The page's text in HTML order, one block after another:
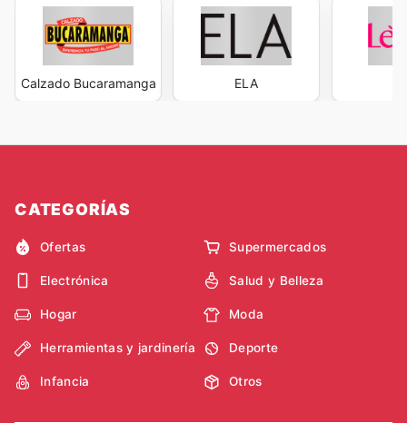
Calzado Bucaramanga ELA
CATEGORÍAS
Ofertas Supermercados
Electrónica Salud y Belleza
Hogar Moda
Herramientas y jardinería Deporte
Infancia Otros